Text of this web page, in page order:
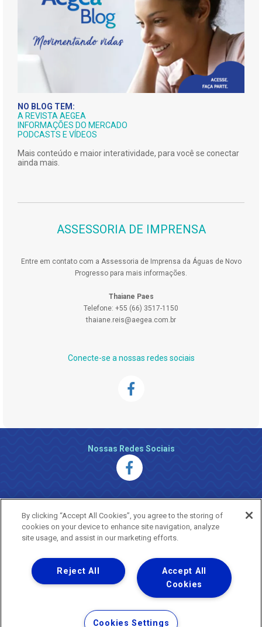
NO BLOG TEM:
A REVISTA AEGEA
INFORMAÇÕES DO MERCADO
PODCASTS E VÍDEOS
Mais conteúdo e maior interatividade, para você se conectar
ainda mais.
ASSESSORIA DE IMPRENSA
Entre em contato com a Assessoria de Imprensa da Águas de Novo
Progresso para mais informações.
Thaiane Paes
Telefone: +55 (66) 3517-1150
thaiane.reis@aegea.com.br
Conecte-se a nossas redes sociais
Nossas Redes Sociais
Uma empresa
Copyright ® 2026 - Todos os Direitos Reservados.
Nossa natureza movimenta a vida
Termos Gerais de Uso de Sites e Aplicativos
By clicking “Accept All Cookies”, you agree to the storing of
cookies on your device to enhance site navigation, analyze
site usage, and assist in our marketing efforts.
Accept All
Cookies
Reject All
Cookies Settings